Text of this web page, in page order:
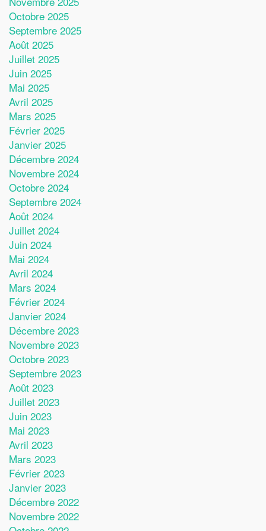
Octobre 2025
Septembre 2025
Août 2025
Juillet 2025
Juin 2025
Mai 2025
Avril 2025
Mars 2025
Février 2025
Janvier 2025
Décembre 2024
Novembre 2024
Octobre 2024
Septembre 2024
Août 2024
Juillet 2024
Juin 2024
Mai 2024
Avril 2024
Mars 2024
Février 2024
Janvier 2024
Décembre 2023
Novembre 2023
Octobre 2023
Septembre 2023
Août 2023
Juillet 2023
Juin 2023
Mai 2023
Avril 2023
Mars 2023
Février 2023
Janvier 2023
Décembre 2022
Novembre 2022